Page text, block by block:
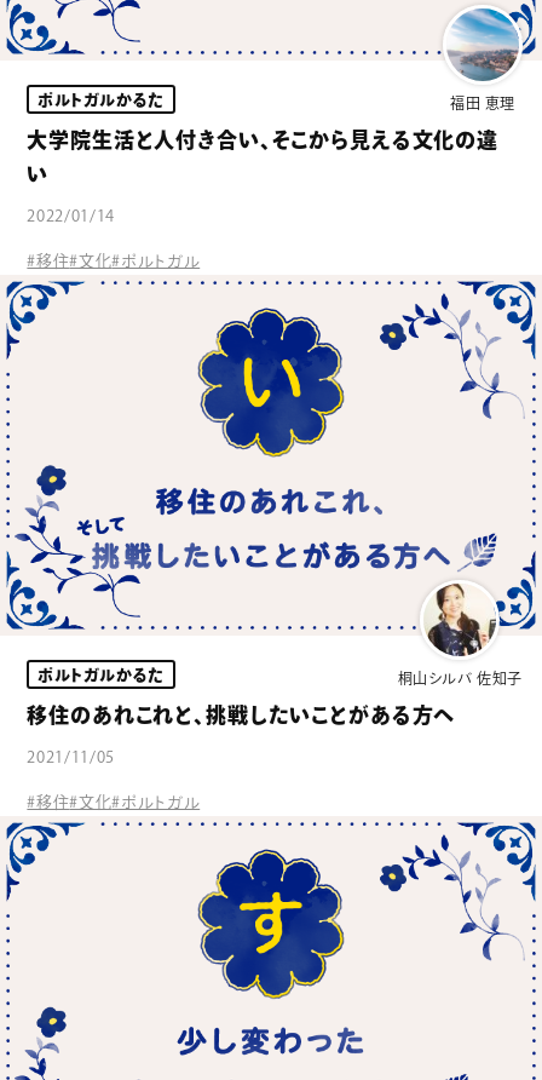
福田 恵理
ポルトガルかるた
大学院生活と人付き合い、そこから見える文化の違
い
2022/01/14
#移住#文化#ポルトガル
桐山シルバ 佐知子
ポルトガルかるた
移住のあれこれと、挑戦したいことがある方へ
2021/11/05
#移住#文化#ポルトガル